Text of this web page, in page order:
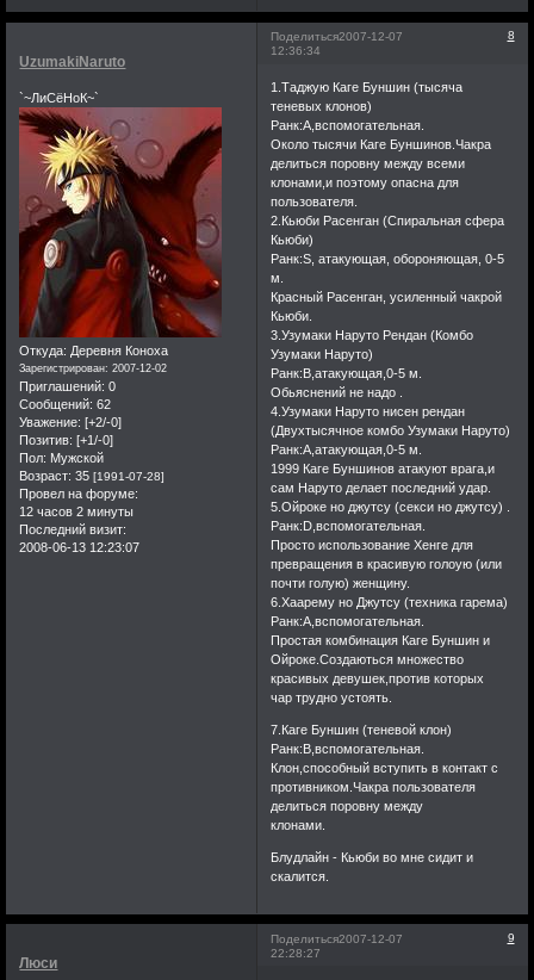
Поделиться 8
2007-12-07
12:36:34
UzumakiNaruto
`~ЛиСёНоК~`
Откуда: Деревня Коноха
Зарегистрирован: 2007-12-02
Приглашений: 0
Сообщений: 62
Уважение: [+2/-0]
Позитив: [+1/-0]
Пол: Мужской
Возраст: 35[1991-07-28]
Провел на форуме:
12 часов 2 минуты
Последний визит:
2008-06-13 12:23:07
1.Таджую Каге Буншин (тысяча
теневых клонов)
Ранк:А,вспомогательная.
Около тысячи Каге Буншинов.Чакра
делиться поровну между всеми
клонами,и поэтому опасна для
пользователя.
2.Кьюби Расенган (Спиральная сфера
Кьюби)
Ранк:S, атакующая, обороняющая, 0-5
м.
Красный Расенган, усиленный чакрой
Кьюби.
3.Узумаки Наруто Рендан (Комбо
Узумаки Наруто)
Ранк:В,атакующая,0-5 м.
Обьяснений не надо .
4.Узумаки Наруто нисен рендан
(Двухтысячное комбо Узумаки Наруто)
Ранк:А,атакующая,0-5 м.
1999 Каге Буншинов атакуют врага,и
сам Наруто делает последний удар.
5.Ойроке но джутсу (секси но джутсу) .
Ранк:D,вспомогательная.
Просто использование Хенге для
превращения в красивую голоую (или
почти голую) женщину.
6.Хаарему но Джутсу (техника гарема)
Ранк:А,вспомогательная.
Простая комбинация Каге Буншин и
Ойроке.Создаються множество
красивых девушек,против которых
чар трудно устоять.
7.Каге Буншин (теневой клон)
Ранк:В,вспомогательная.
Клон,способный вступить в контакт с
противником.Чакра пользователя
делиться поровну между
клонами.
Блудлайн - Кьюби во мне сидит и
скалится.
Поделиться 9
2007-12-07
22:28:27
Люси